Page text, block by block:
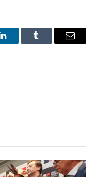
LinkedInTumblr Email